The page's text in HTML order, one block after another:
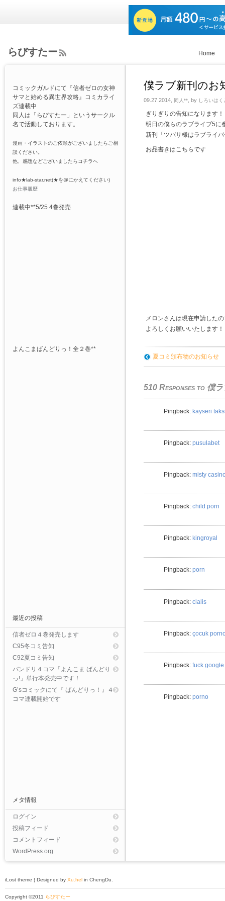
らびすたー
s
Home
僕ラブ新刊のお
09.27.2014, 同人** , by しろいはく
ぎりぎりの告知になります！
明日の僕らのラブライブ5に
新刊「ツバサ様はラブライ
お品書きはこちらです
メロンさんは現在申請した
よろしくお願いいたします！
夏コミ頒布物のお知らせ
510 Responses to 僕ラ
Pingback: kayseri
Pingback: pusulabet
Pingback: misty
Pingback: child porn
Pingback: kingroyal
Pingback: porn
Pingback: cialis
Pingback: çocuk
Pingback: fuck google
Pingback: porno
コミックガルドにて『信者ゼロの女神
サマと始める異世界攻略』コミカライ
ズ連載中
同人は「らびすたー」というサークル
名で活動しております。
漫画・イラストのご依頼がございましたらご相
談ください。
他、感想などございましたらコチラへ
info★lab-star.net(★を@にかえてください)
お仕事履歴
連載中**5/25 4巻発売
よんこまばんどりっ！全２巻**
最近の投稿
信者ゼロ４巻発売します
C95冬コミ告知
C92夏コミ告知
バンドリ４コマ「よんこま ばんどり
っ!」単行本発売中です！
G’sコミックにて『 ばんどりっ！』４
コマ連載開始です
メタ情報
ログイン
投稿フィード
コメントフィード
WordPress.org
iLost theme ¦ Designed by Xu.hel in ChengDu.
Copyright ©2011 らびすたー